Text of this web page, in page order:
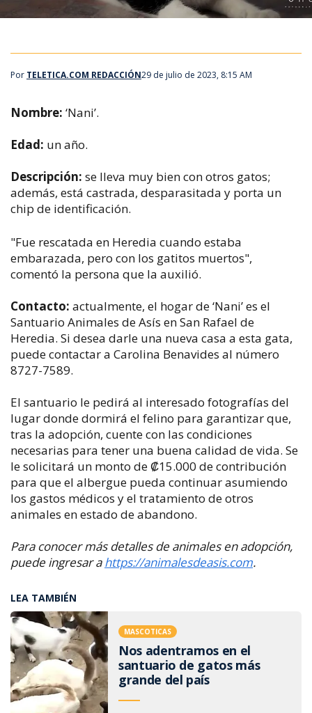
Por TELETICA.COM REDACCIÓN29 de julio de 2023, 8:15 AM
Nombre: ‘Nani’.
Edad: un año.
Descripción: se lleva muy bien con otros gatos;
además, está castrada, desparasitada y porta un
chip de identificación.
"Fue rescatada en Heredia cuando estaba
embarazada, pero con los gatitos muertos",
comentó la persona que la auxilió.
Contacto: actualmente, el hogar de ‘Nani’ es el
Santuario Animales de Asís en San Rafael de
Heredia. Si desea darle una nueva casa a esta gata,
puede contactar a Carolina Benavides al número
8727-7589.
El santuario le pedirá al interesado fotografías del
lugar donde dormirá el felino para garantizar que,
tras la adopción, cuente con las condiciones
necesarias para tener una buena calidad de vida. Se
le solicitará un monto de ₡15.000 de contribución
para que el albergue pueda continuar asumiendo
los gastos médicos y el tratamiento de otros
animales en estado de abandono.
Para conocer más detalles de animales en adopción,
puede ingresar ahttps://animalesdeasis.com.​
LEA TAMBIÉN
MASCOTICAS
Nos adentramos en el
santuario de gatos más
grande del país